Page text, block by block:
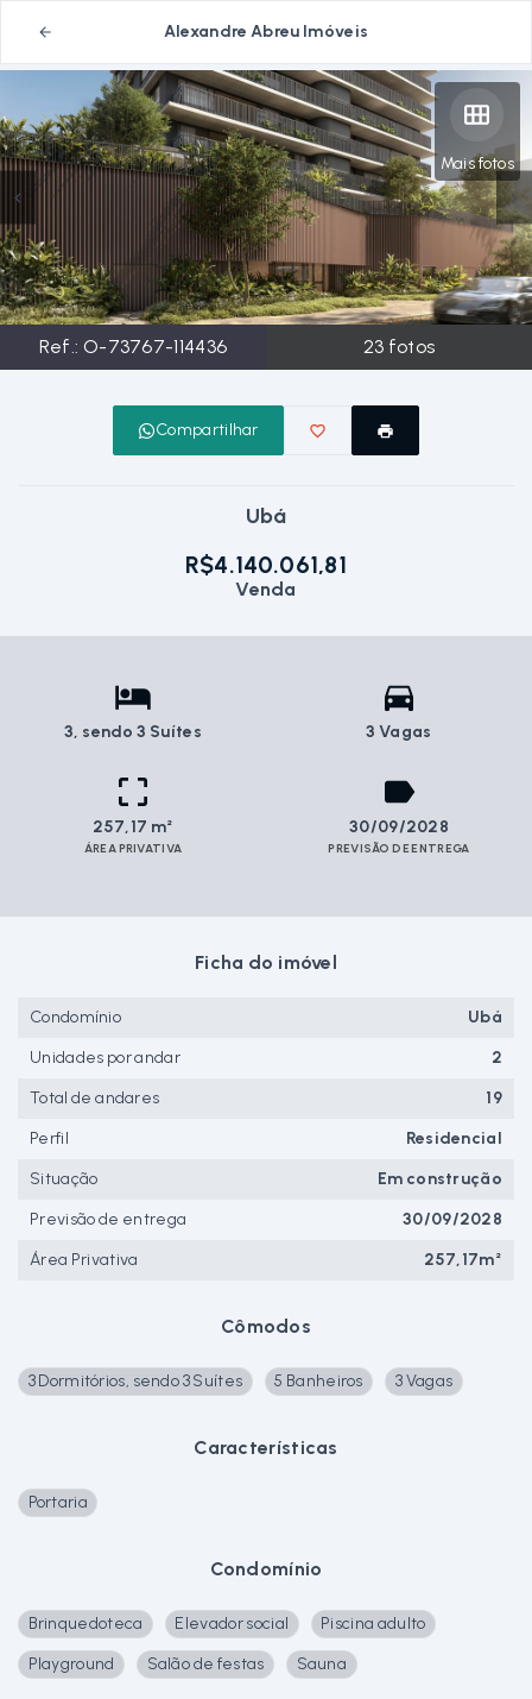
Alexandre Abreu Imóveis
Mais fotos
Ref.: O-73767-114436 23 fotos
Compartilhar
Ubá
R$4.140.061,81
Venda
3, sendo 3 Suítes 3 Vagas
257,17 m²
ÁREA PRIVATIVA
30/09/2028
PREVISÃO DE ENTREGA
Cômodos
3 Dormitórios, sendo 3 Suítes 5 Banheiros 3 Vagas
Características
Portaria
Condomínio
Brinquedoteca Elevador social
Piscina adulto
Playground
Salão de festas Sauna
Ficha do imóvel
Condomínio
Ubá
Unidades por andar
2
Total de andares
19
Perfil
Residencial
Situação
Em construção
Previsão de entrega
30/09/2028
Área Privativa
257,17m²